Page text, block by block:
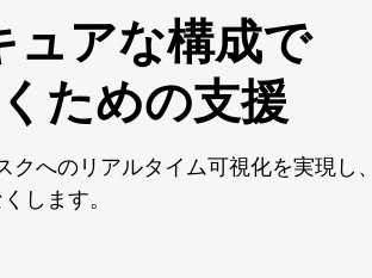
ュアな構成で
ための支援
へのリアルタイム可視化を実現し
します。